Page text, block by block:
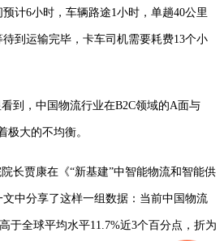
计6小时，车辆路途1小时，单趟40公里
到运输完毕，卡车司机需要耗费13个小
到，中国物流行业在B2C领域的A面与
极大的不均衡。
长贾康在《“新基建”中智能物流和智能供
中分享了这样一组数据：当前中国物流
于全球平均水平11.7%近3个百分点，折为